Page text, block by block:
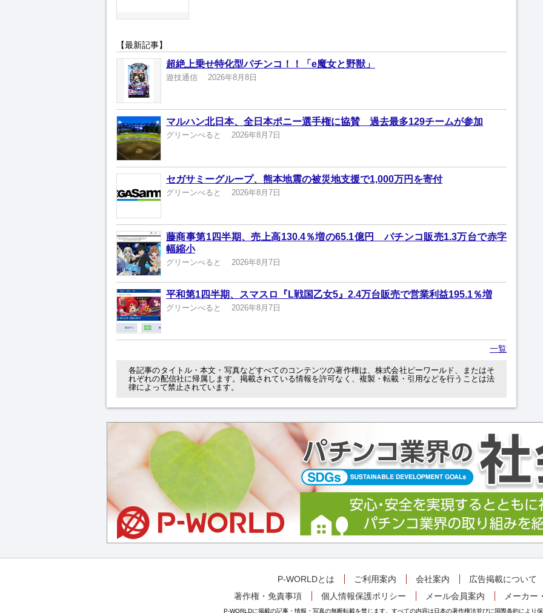
【最新記事】
超絶上乗せ特化型パチンコ！！「e魔女と野獣」
遊技通信 2026年8月8日
マルハン北日本、全日本ポニー選手権に協賛 過去最多129チームが参加
グリーンべると 2026年8月7日
セガサミーグループ、熊本地震の被災地支援で1,000万円を寄付
グリーンべると 2026年8月7日
藤商事第1四半期、売上高130.4％増の65.1億円 パチンコ販売1.3万台で赤字
幅縮小
グリーンべると 2026年8月7日
平和第1四半期、スマスロ『L戦国乙女5』2.4万台販売で営業利益195.1％増
グリーンべると 2026年8月7日
一覧
各記事のタイトル・本文・写真などすべてのコンテンツの著作権は、株式会社ピーワールド、またはそ
れぞれの配信社に帰属します。掲載されている情報を許可なく、複製・転載・引用などを行うことは法
律によって禁止されています。
P-WORLDとは ご利用案内 会社案内
広告掲載について
著作権・免責事項
個人情報保護ポリシー メール会員案内 メーカー
P-WORLDに掲載の記事・情報・写真の無断転載を禁じます。すべての内容は日本の著作権法並びに国際条約により